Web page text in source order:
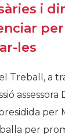
i
per
les
Treball, a
assessora
per
per